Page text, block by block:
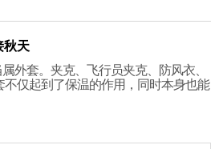
秋天
外套。夹克、飞行员夹克、防风衣、
不仅起到了保温的作用，同时本身也能